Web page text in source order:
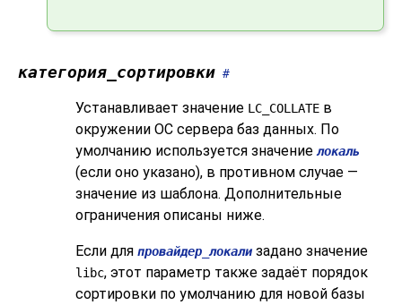
категория_сортировки #
Устанавливает значение LC_COLLATE в
окружении ОС сервера баз данных. По
умолчанию используется значение локаль
(если оно указано), в противном случае —
значение из шаблона. Дополнительные
ограничения описаны ниже.
Если для провайдер_локали задано значение
libc, этот параметр также задаёт порядок
сортировки по умолчанию для новой базы